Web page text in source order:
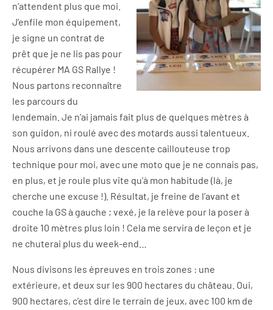
n’attendent plus que moi.
J’enfile mon équipement,
je signe un contrat de
prêt que je ne lis pas pour
récupérer MA GS Rallye !
Nous partons reconnaître
les parcours du
lendemain. Je n’ai jamais fait plus de quelques mètres à
son guidon, ni roulé avec des motards aussi talentueux.
Nous arrivons dans une descente caillouteuse trop
technique pour moi, avec une moto que je ne connais pas,
en plus, et je roule plus vite qu’à mon habitude (là, je
cherche une excuse !). Résultat, je freine de l’avant et
couche la GS à gauche ; vexé, je la relève pour la poser à
droite 10 mètres plus loin ! Cela me servira de leçon et je
ne chuterai plus du week-end…
Nous divisons les épreuves en trois zones : une
extérieure, et deux sur les 900 hectares du château. Oui,
900 hectares, c’est dire le terrain de jeux, avec 100 km de